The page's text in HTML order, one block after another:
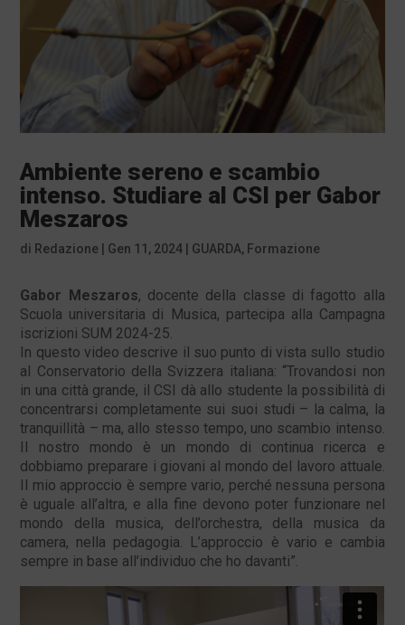
Ambiente sereno e scambio
intenso. Studiare al CSI per Gabor
Meszaros
di Redazione Gen 11, 2024 GUARDA, Formazione
Gabor Meszaros, docente della classe di fagotto alla
Scuola universitaria di Musica, partecipa alla Campagna
iscrizioni SUM 2024-25.
In questo video descrive il suo punto di vista sullo studio
al Conservatorio della Svizzera italiana: “Trovandosi non
in una città grande, il CSI dà allo studente la possibilità di
concentrarsi completamente sui suoi studi – la calma, la
tranquillità – ma, allo stesso tempo, uno scambio intenso.
Il nostro mondo è un mondo di continua ricerca e
dobbiamo preparare i giovani al mondo del lavoro attuale.
Il mio approccio è sempre vario, perché nessuna persona
è uguale all’altra, e alla fine devono poter funzionare nel
mondo della musica, dell’orchestra, della musica da
camera, nella pedagogia. L’approccio è vario e cambia
sempre in base all’individuo che ho davanti”.